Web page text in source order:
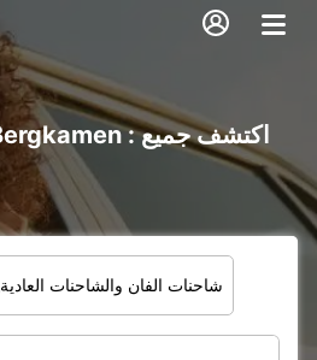
شاحنات الفان والشاحنات العادية